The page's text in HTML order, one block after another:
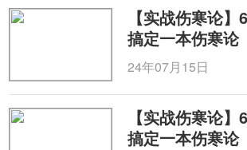
【实战伤寒论】
搞定一本伤寒论
24年07月15日
【实战伤寒论】
搞定一本伤寒论